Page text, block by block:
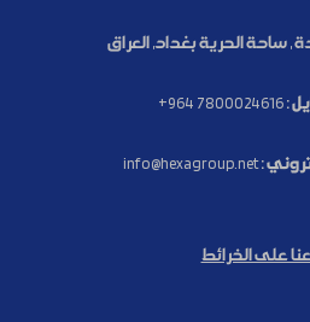
, ساحة الحرية بغداد, العراق
:
+964 7800024616
:
info@hexagroup.net
على الخرائط